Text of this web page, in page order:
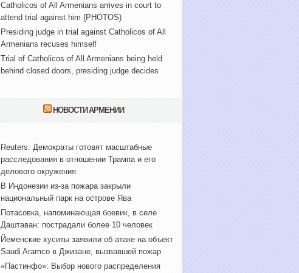
Catholicos of All Armenians arrives in court to
attend trial against him (PHOTOS)
Presiding judge in trial against Catholicos of All
Armenians recuses himself
Trial of Catholicos of All Armenians being held
behind closed doors, presiding judge decides
НОВОСТИ АРМЕНИИ
Reuters: Демократы готовят масштабные
расследования в отношении Трампа и его
делового окружения
В Индонезии из-за пожара закрыли
национальный парк на острове Ява
Потасовка, напоминающая боевик, в селе
Даштаван: пострадали более 10 человек
Йеменские хуситы заявили об атаке на объект
Saudi Aramco в Джизане, вызвавшей пожар
«Пастинфо»: Выбор нового распределения